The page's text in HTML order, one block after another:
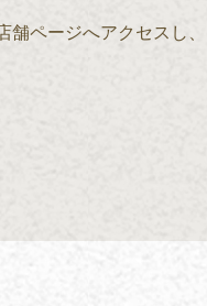
ページへアクセスし、